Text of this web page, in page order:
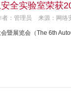
全实验室荣获
者：管理员 来源：网络
暨展览会（The 6th